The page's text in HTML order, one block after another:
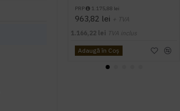
PRP 1.175,88 lei
963,82 lei + TVA
1.166,22 lei TVA inclus
Adaugă în Coş